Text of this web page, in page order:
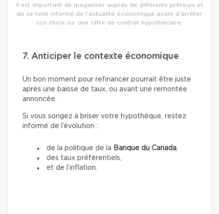
Il est important de magasiner auprès de différents prêteurs et
de se tenir informé de l’actualité économique avant d’arrêter
son choix sur une offre de contrat hypothécaire.
7. Anticiper le contexte économique
Un bon moment pour refinancer pourrait être juste
après une baisse de taux, ou avant une remontée
annoncée.
Si vous songez à briser votre hypothèque, restez
informé de l’évolution :
de la politique de la Banque du Canada,
des taux préférentiels,
et de l’inflation.